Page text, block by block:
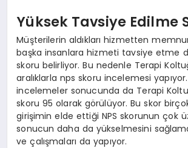
Yüksek Tavsiye Edilme
Müşterilerin aldıkları hizmetten
başka insanlara hizmeti tavsiye etme
skoru belirliyor. Bu nedenle Terapi
aralıklarla nps skoru incelemesi
incelemeler sonucunda da Terapi
skoru 95 olarak görülüyor. Bu skor
girişimin elde ettiği NPS skorunun çok
sonucun daha da yükselmesini
ve çalışmaları da yapıyor.